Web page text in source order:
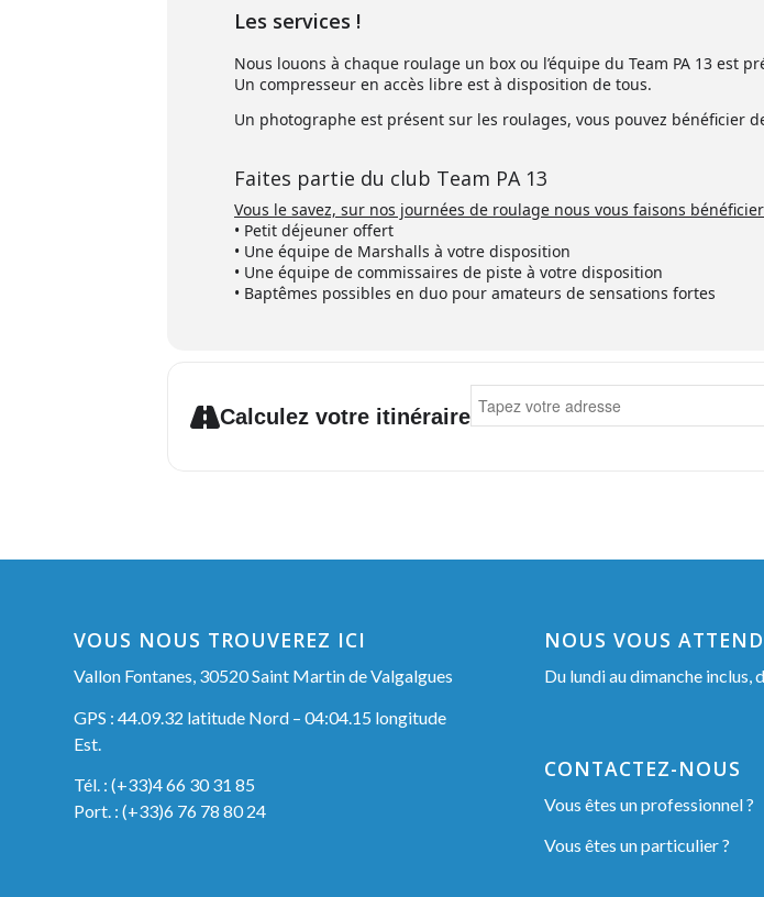
Les services !
Nous louons à chaque roulage un box ou l’équipe du Team PA 13 est
Un compresseur en accès libre est à disposition de tous.
Un photographe est présent sur les roulages, vous pouvez bénéficier
Faites partie du club Team PA 13
Vous le savez, sur nos journées de roulage nous vous faisons
• Petit déjeuner offert
• Une équipe de Marshalls à votre disposition
• Une équipe de commissaires de piste à votre disposition
• Baptêmes possibles en duo pour amateurs de sensations fortes
Calculez votre itinéraire
Address - Team PA 13 [bSiYToRci]
VOUS NOUS TROUVEREZ ICI
Vallon Fontanes, 30520 Saint Martin de Valgalgues
GPS : 44.09.32 latitude Nord – 04:04.15 longitude
Est.
Tél. : (+33)4 66 30 31 85
Port. : (+33)6 76 78 80 24
NOUS VOUS
Du lundi au dimanche inclus,
CONTACTEZ-NOUS
Vous êtes un professionnel ?
Vous êtes un particulier ?